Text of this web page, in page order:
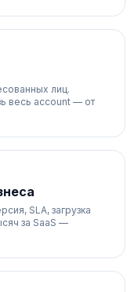
лиц.
весь account — от
SLA, загрузка
за SaaS —